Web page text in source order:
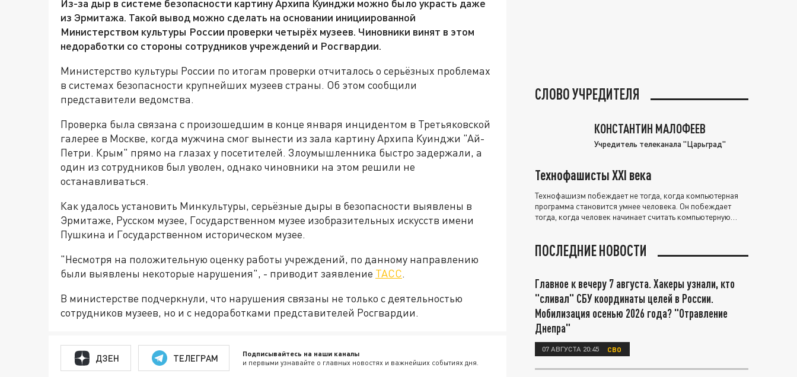
Из-за дыр в системе безопасности картину Архипа Куинджи можно было украсть даже
из Эрмитажа. Такой вывод можно сделать на основании инициированной
Министерством культуры России проверки четырёх музеев. Чиновники винят в этом
недоработки со стороны сотрудников учреждений и Росгвардии.
Министерство культуры России по итогам проверки отчиталось о серьёзных проблемах
в системах безопасности крупнейших музеев страны. Об этом сообщили
представители ведомства.
Проверка была связана с произошедшим в конце января инцидентом в Третьяковской
галерее в Москве, когда мужчина смог вынести из зала картину Архипа Куинджи "Ай-
Петри. Крым" прямо на глазах у посетителей. Злоумышленника быстро задержали, а
один из сотрудников был уволен, однако чиновники на этом решили не
останавливаться.
Как удалось установить Минкультуры, серьёзные дыры в безопасности выявлены в
Эрмитаже, Русском музее, Государственном музее изобразительных искусств имени
Пушкина и Государственном историческом музее.
"Несмотря на положительную оценку работы учреждений, по данному направлению
были выявлены некоторые нарушения", - приводит заявление ТАСС.
В министерстве подчеркнули, что нарушения связаны не только с деятельностью
сотрудников музеев, но и с недоработками представителей Росгвардии.
ДЗЕН ТЕЛЕГРАМ Подписывайтесь на наши каналы
и первыми узнавайте о главных новостях и важнейших событиях дня.
СЛОВО УЧРЕДИТЕЛЯ
КОНСТАНТИН МАЛОФЕЕВ
Учредитель телеканала "Царьград"
Технофашисты XXI века
Технофашизм побеждает не тогда, когда компьютерная
программа становится умнее человека. Он побеждает
тогда, когда человек начинает считать компьютерную
ПОСЛЕДНИЕ НОВОСТИ
Главное к вечеру 7 августа. Хакеры узнали, кто
"сливал" СБУ координаты целей в России.
Мобилизация осенью 2026 года? "Отравление
Днепра"
07 АВГУСТА 20:45 СВО